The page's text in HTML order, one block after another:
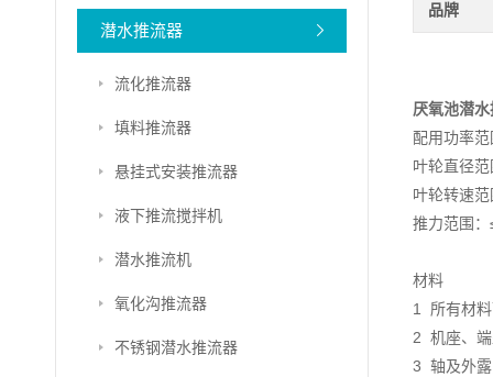
潜水推流器
流化推流器
填料推流器
悬挂式安装推流器
液下推流搅拌机
潜水推流机
氧化沟推流器
不锈钢潜水推流器
品牌
厌氧池潜
配用功率
叶轮直径
叶轮转速
推力范围
材料
1 所有材
2 机座、
3 轴及外露